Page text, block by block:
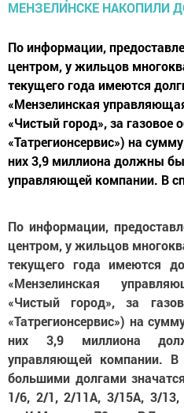
По информации,
центром, у жильцов
текущего года имеются
«Мензелинская
«Чистый город», за газовое
«Татрегионсервис») на
них 3,9 миллиона должны
управляющей компании. В
По информации,
центром, у жильцов
текущего года имеются
«Мензелинская
«Чистый город», за
«Татрегионсервис») на
них 3,9 миллиона
управляющей компании.
большими долгами
1/6, 2/1, 2/11А, 3/15А, 3/13,